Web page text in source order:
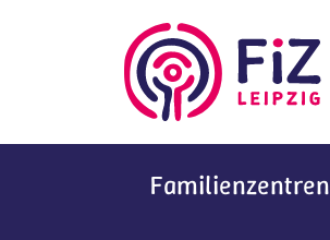
Familienzentren